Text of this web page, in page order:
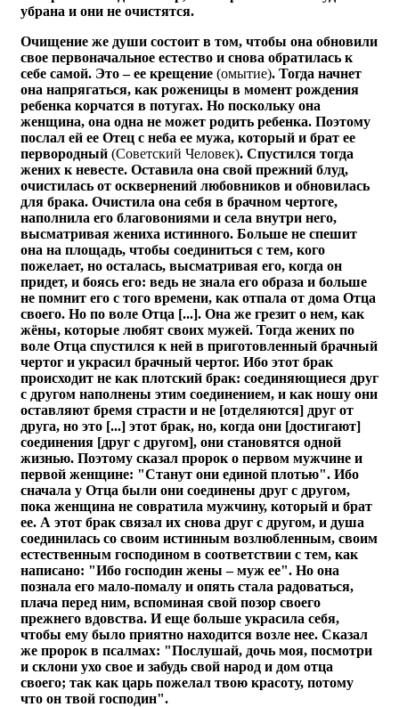
убрана и они не очистятся.
Очищение же души состоит в том, чтобы она обновили
свое первоначальное естество и снова обратилась к
себе самой. Это – ее крещение (омытие). Тогда начнет
она напрягаться, как роженицы в момент рождения
ребенка корчатся в потугах. Но поскольку она
женщина, она одна не может родить ребенка. Поэтому
послал ей ее Отец с неба ее мужа, который и брат ее
первородный (Советский Человек). Спустился тогда
жених к невесте. Оставила она свой прежний блуд,
очистилась от осквернений любовников и обновилась
для брака. Очистила она себя в брачном чертоге,
наполнила его благовониями и села внутри него,
высматривая жениха истинного. Больше не спешит
она на площадь, чтобы соединиться с тем, кого
пожелает, но осталась, высматривая его, когда он
придет, и боясь его: ведь не знала его образа и больше
не помнит его с того времени, как отпала от дома Отца
своего. Но по воле Отца [...]. Она же грезит о нем, как
жёны, которые любят своих мужей. Тогда жених по
воле Отца спустился к ней в приготовленный брачный
чертог и украсил брачный чертог. Ибо этот брак
происходит не как плотский брак: соединяющиеся друг
с другом наполнены этим соединением, и как ношу они
оставляют бремя страсти и не [отделяются] друг от
друга, но это [...] этот брак, но, когда они [достигают]
соединения [друг с другом], они становятся одной
жизнью. Поэтому сказал пророк о первом мужчине и
первой женщине: "Станут они единой плотью". Ибо
сначала у Отца были они соединены друг с другом,
пока женщина не совратила мужчину, который и брат
ее. А этот брак связал их снова друг с другом, и душа
соединилась со своим истинным возлюбленным, своим
естественным господином в соответствии с тем, как
написано: "Ибо господин жены – муж ее". Но она
познала его мало-помалу и опять стала радоваться,
плача перед ним, вспоминая свой позор своего
прежнего вдовства. И еще больше украсила себя,
чтобы ему было приятно находится возле нее. Сказал
же пророк в псалмах: "Послушай, дочь моя, посмотри
и склони ухо свое и забудь свой народ и дом отца
своего; так как царь пожелал твою красоту, потому
что он твой господин".